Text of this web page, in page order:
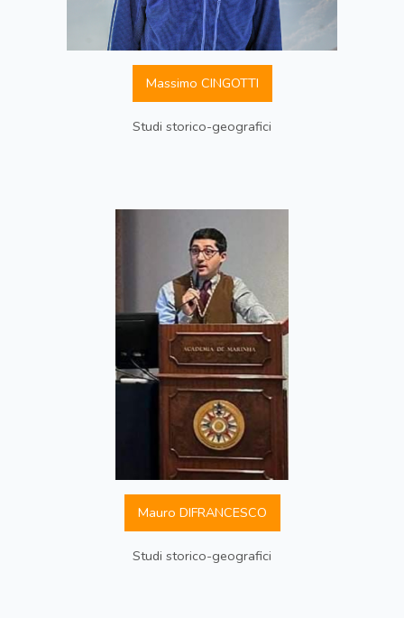
Massimo CINGOTTI
Studi storico-geografici
Mauro DIFRANCESCO
Studi storico-geografici